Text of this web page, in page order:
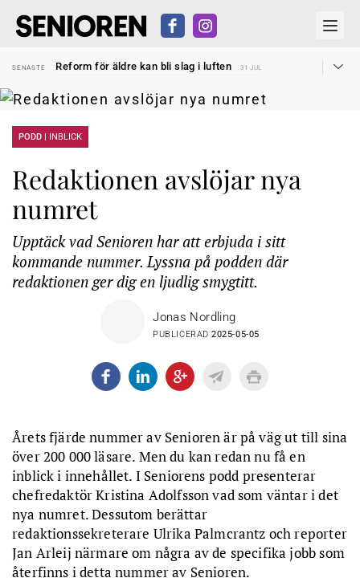
SENASTE
Reform för äldre kan bli slag i luften
31 JUL
SENASTE
Dom öppnar för rätt till garantipension
30 JUL
Snart kan telefonförsäljning förbjudas i Sverige
SENASTE
Liten höjning av garantipensionen
SENASTE
Sven Hagströmer sommarpratar
PODD | INBLICK
Redaktionen avslöjar nya
numret
Upptäck vad Senioren har att erbjuda i sitt
kommande nummer. Lyssna på podden där
redaktionen ger dig en ljudlig smygtitt.
Jonas Nordling
PUBLICERAD2025-05-05
Årets fjärde nummer av Senioren är på väg ut till sina
över 200 000 läsare. Men du kan redan nu få en
inblick i innehållet. I Seniorens podd presenterar
chefredaktör Kristina Adolfsson vad som väntar i det
nya numret. Dessutom berättar
redaktionssekreterare Ulrika Palmcrantz och reporter
Jan Arleij närmare om några av de specifika jobb som
återfinns i detta nummer av Senioren.